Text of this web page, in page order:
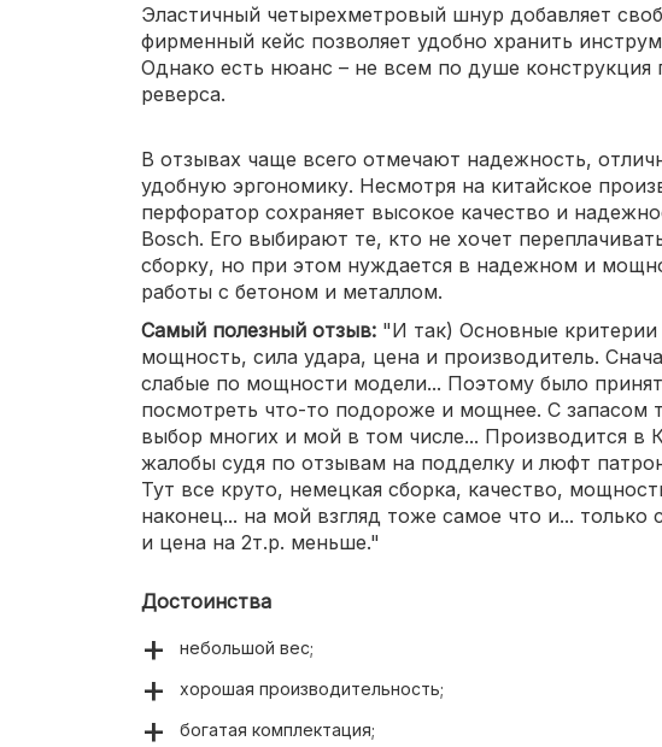
Эластичный четырехметровый шнур добавляет
фирменный кейс позволяет удобно хранить
Однако есть нюанс – не всем по душе конструкция
реверса.
В отзывах чаще всего отмечают надежность,
удобную эргономику. Несмотря на китайское
перфоратор сохраняет высокое качество и
Bosch. Его выбирают те, кто не хочет
сборку, но при этом нуждается в надежном и
работы с бетоном и металлом.
Самый полезный отзыв: "И так) Основные
мощность, сила удара, цена и производитель.
слабые по мощности модели... Поэтому было
посмотреть что-то подороже и мощнее. С запасом
выбор многих и мой в том числе... Производится в
жалобы судя по отзывам на подделку и люфт
Тут все круто, немецкая сборка, качество,
наконец... на мой взгляд тоже самое что и... только
и цена на 2т.р. меньше."
Достоинства
небольшой вес;
хорошая производительность;
богатая комплектация;